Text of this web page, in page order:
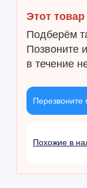
Этот
Подберём
Позвоните
в течение
Перезвоните
Похожие в